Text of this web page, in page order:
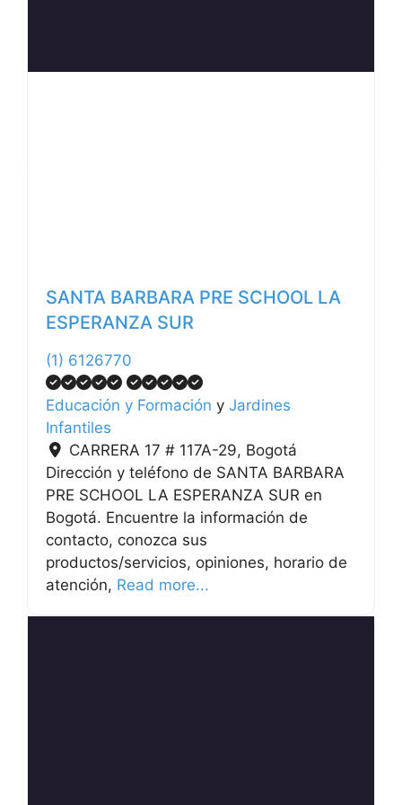
SANTA BARBARA PRE SCHOOL LA
ESPERANZA SUR
(1) 6126770
Educación y Formación y Jardines
Infantiles
CARRERA 17 # 117A-29, Bogotá
Dirección y teléfono de SANTA BARBARA
PRE SCHOOL LA ESPERANZA SUR en
Bogotá. Encuentre la información de
contacto, conozca sus
productos/servicios, opiniones, horario de
atención, Read more...